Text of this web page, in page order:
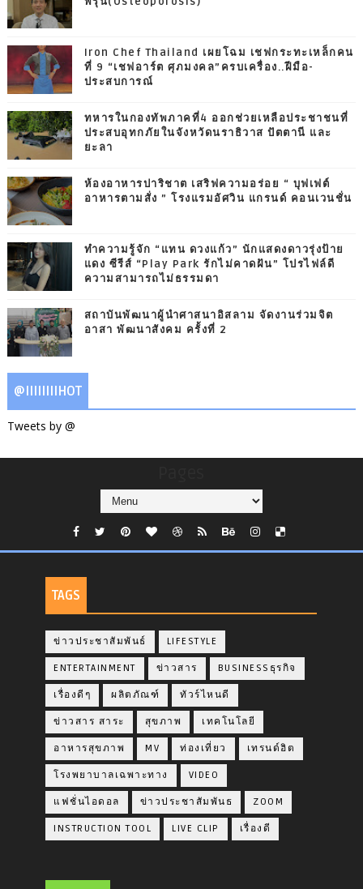
Iron Chef Thailand เผยโฉม เชฟกระทะเหล็กคน
ที่ 9 “เชฟอาร์ต ศุภมงคล”ครบเครื่อง..ฝีมือ-
ประสบการณ์
ทหารในกองทัพภาคที่4 ออกช่วยเหลือประชาชนที่
ประสบอุทกภัยในจังหวัดนราธิวาส ปัตตานี และ
ยะลา
ห้องอาหารปาริชาต เสริฟความอร่อย “ บุฟเฟต์
อาหารตามสั่ง ” โรงแรมอัศวิน แกรนด์ คอนเวนชั่น
ทำความรู้จัก “แทน ดวงแก้ว” นักแสดงดาวรุ่งป้าย
แดง ซีรีส์ “Play Park รักไม่คาดฝัน” โปรไฟล์ดี
ความสามารถไม่ธรรมดา
สถาบันพัฒนาผู้นำศาสนาอิสลาม จัดงานร่วมจิต
อาสา พัฒนาสังคม ครั้งที่ 2
@IIIIIIIIHOT
Tweets by @
TAGS
ข่าวประชาสัมพันธ์ LIFESTYLE
ENTERTAINMENT ข่าวสาร BUSINESSธุรกิจ
เรื่องดีๆ ผลิตภัณฑ์ ทัวร์ไหนดี
ข่าวสาร สาระ สุขภาพ เทคโนโลยี
อาหารสุขภาพ MV ท่องเที่ยว เทรนด์ฮิต
โรงพยาบาลเฉพาะทาง VIDEO
แฟชั่นไอดอล ข่าวประชาสัมพันธ ZOOM
INSTRUCTION TOOL LIVE CLIP เรื่องดี